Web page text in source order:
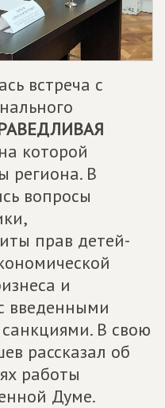
встреча с
которой
региона. В
вопросы
прав детей-
и
введенными
В свою
рассказал об
работы
Думе.